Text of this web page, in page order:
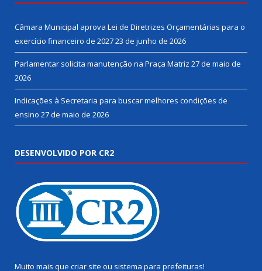
Câmara Municipal aprova Lei de Diretrizes Orçamentárias para o
exercício financeiro de 202723 de junho de 2026
Parlamentar solicita manutenção na Praça Matriz 27 de maio de
2026
Indicações à Secretaria para buscar melhores condições de
ensino 27 de maio de 2026
DESENVOLVIDO POR CR2
Muito mais que criar site ou sistema para prefeituras!